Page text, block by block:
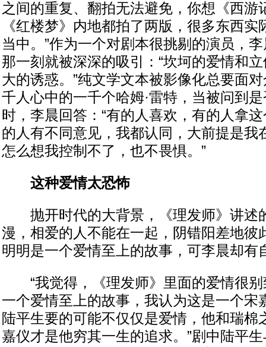
之间的重复、翻拍无法避免，你想《西游
《红楼梦》内地都拍了两版，很多东西实
当中。”作为一个对剧本很挑剔的演员，
那一刻就被深深的吸引：“坎坷的爱情和
大的诱惑。”纯文学文本被影像化总要面
千人心中的一千个哈姆·雷特，当被问到
时，李晨回答：“有的人喜欢，有的人拿
的人有不同意见，我都认同，大前提是我
怎么想我控制不了，也不畏惧。”
这种爱情太恐怖
抛开时代的大背景，《理发师》讲述
漫，相爱的人不能在一起，阴错阳差地彼
明明是一个爱情至上的故事，可李晨却有
“我觉得，《理发师》里面的爱情很别
一个爱情至上的故事，我认为这是一个宋
陆平生要的可能不仅仅是爱情，他和瑞棉
嘉仪才是他穷其一生的追求。”剧中陆平